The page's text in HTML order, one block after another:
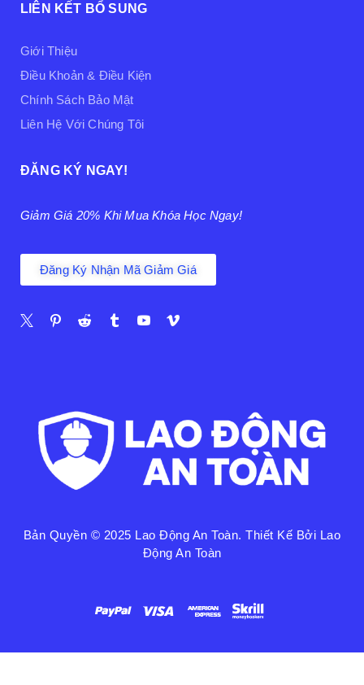
LIÊN KẾT BỔ SUNG
Giới Thiệu
Điều Khoản & Điều Kiện
Chính Sách Bảo Mật
Liên Hệ Với Chúng Tôi
ĐĂNG KÝ NGAY!
Giảm Giá 20% Khi Mua Khóa Học Ngay!
Đăng Ký Nhận Mã Giảm Giá
Bản Quyền © 2025 Lao Động An Toàn. Thiết Kế Bởi Lao
Động An Toàn